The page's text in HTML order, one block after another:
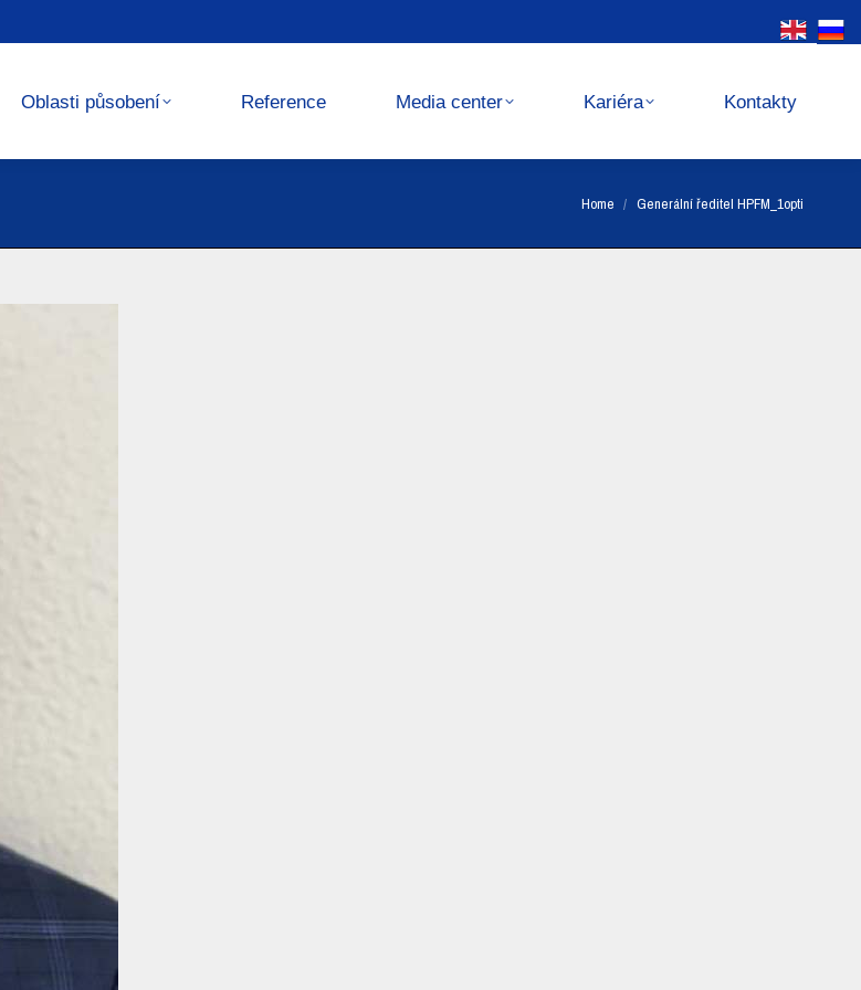
Oblasti působení Reference Media center Kariéra Kontakty
You are here:
Home Generální ředitel HPFM_1opti